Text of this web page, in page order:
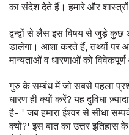
का संदेश देते हैं। हमारे और शास्त्रों
द्वन्द्वों से लैस इस विषय से जुड़े कुछ
डालेगा। आशा करते हैं, तथ्यों पर
मान्यताओं व धारणाओं को
गुरु के सम्बंध में जो सबसे पहला
धारण ही क्यों करें? यह दुविधा
है- ' जब हमारा ईश्वर से सीधा
क्यों?' इस बात का उत्तर इतिहास के